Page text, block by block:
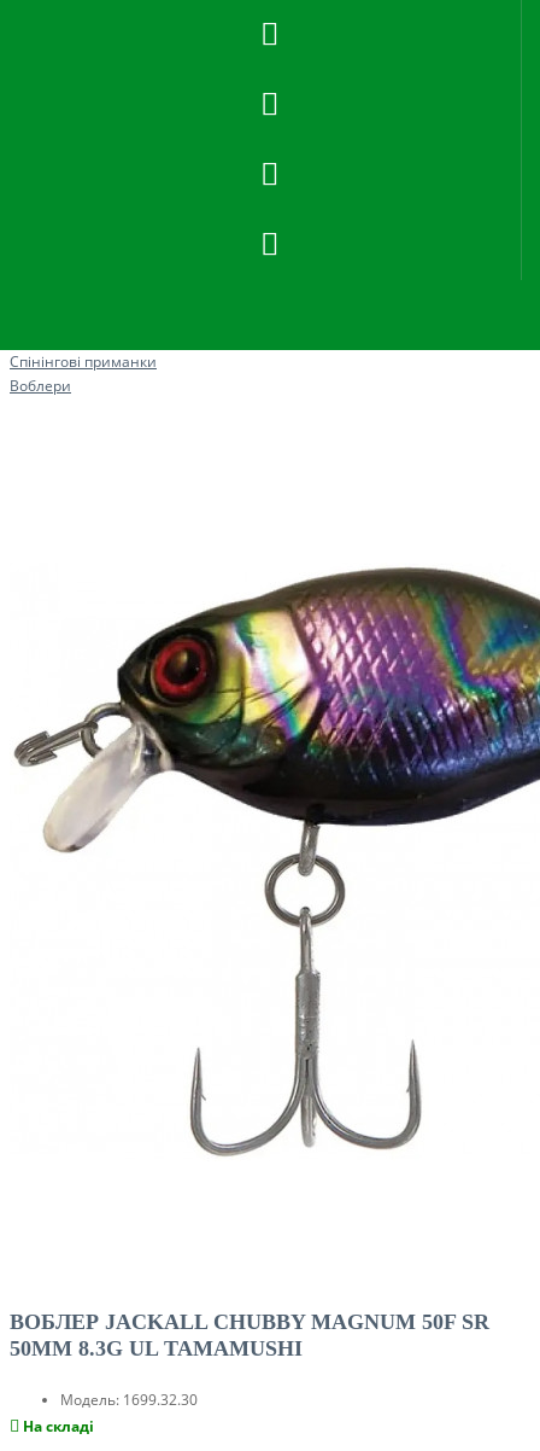
Спінінгові приманки
Воблери
ВОБЛЕР JACKALL CHUBBY MAGNUM 50F SR
50MM 8.3G UL TAMAMUSHI
Модель: 1699.32.30
На складі